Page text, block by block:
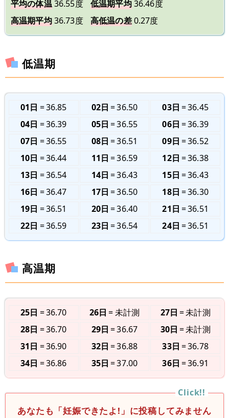
平均の体温36.55度 低温期平均36.46度
高温期平均36.73度 高低温の差0.27度
低温期
01日 36.85 02日 36.50 03日
36.45
04日
36.39 05日 36.55 06日
36.39
07日
36.55 08日 36.51 09日
36.52
10日
36.44 11日 36.59 12日
36.38
13日
36.54 14日 36.43 15日
36.43
16日
36.47 17日 36.50 18日
36.30
19日
36.51 20日 36.40 21日
36.51
22日
36.59 23日 36.54 24日 36.51
高温期
25日 36.70 26日 未計測 27日
未計測
28日
36.70 29日 36.67 30日
未計測
31日
36.90 32日 36.88 33日
36.78
34日
36.86 35日 37.00 36日 36.91
あなたも「妊娠できたよ!」に投稿してみません